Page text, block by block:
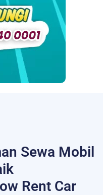
Sewa Mobil
Rent Car